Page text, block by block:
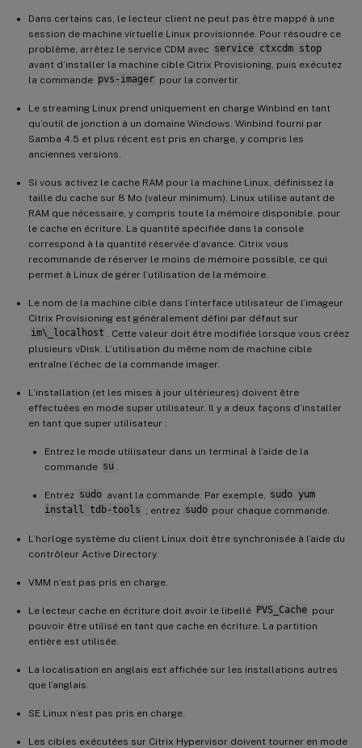
Dans certains cas, le lecteur client ne peut pas être mappé à une
session de machine virtuelle Linux provisionnée. Pour résoudre ce
problème, arrêtez le service CDM avec service ctxcdm stop
avant d’installer la machine cible Citrix Provisioning, puis exécutez
la commande pvs-imager pour la convertir.
Le streaming Linux prend uniquement en charge Winbind en tant
qu’outil de jonction à un domaine Windows. Winbind fourni par
Samba 4.5 et plus récent est pris en charge, y compris les
anciennes versions.
Si vous activez le cache RAM pour la machine Linux, définissez la
taille du cache sur 8 Mo (valeur minimum). Linux utilise autant de
RAM que nécessaire, y compris toute la mémoire disponible, pour
le cache en écriture. La quantité spécifiée dans la console
correspond à la quantité réservée d’avance. Citrix vous
recommande de réserver le moins de mémoire possible, ce qui
permet à Linux de gérer l’utilisation de la mémoire.
Le nom de la machine cible dans l’interface utilisateur de l’imageur
Citrix Provisioning est généralement défini par défaut sur
im\_localhost
. Cette valeur doit être modifiée lorsque vous créez
plusieurs vDisk. L’utilisation du même nom de machine cible
entraîne l’échec de la commande imager.
L’installation (et les mises à jour ultérieures) doivent être
effectuées en mode super utilisateur. Il y a deux façons d’installer
en tant que super utilisateur :
Entrez le mode utilisateur dans un terminal à l’aide de la
commande su
Entrez sudo avant la commande. Par exemple,
sudo yum
install tdb-tools ; entrez sudo pour chaque commande.
L’horloge système du client Linux doit être synchronisée à l’aide du
contrôleur Active Directory.
VMM n’est pas pris en charge.
Le lecteur cache en écriture doit avoir le libellé PVS_Cache pour
pouvoir être utilisé en tant que cache en écriture. La partition
entière est utilisée.
La localisation en anglais est affichée sur les installations autres
que l’anglais.
SE Linux n’est pas pris en charge.
Les cibles exécutées sur Citrix Hypervisor doivent tourner en mode